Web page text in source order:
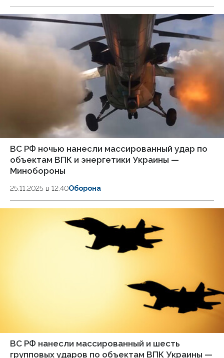
ВС РФ ночью нанесли массированный удар по
объектам ВПК и энергетики Украины —
Минобороны
25.11.2025 в 12:40Оборона
ВС РФ нанесли массированный и шесть
групповых ударов по объектам ВПК Украины —